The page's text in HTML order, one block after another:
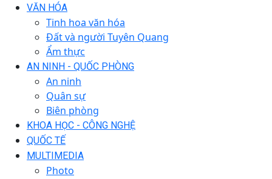
VĂN HÓA
Tinh hoa văn hóa
Đất và người Tuyên Quang
Ẩm thực
AN NINH - QUỐC PHÒNG
An ninh
Quân sự
Biên phòng
KHOA HỌC - CÔNG NGHỆ
QUỐC TẾ
MULTIMEDIA
Photo